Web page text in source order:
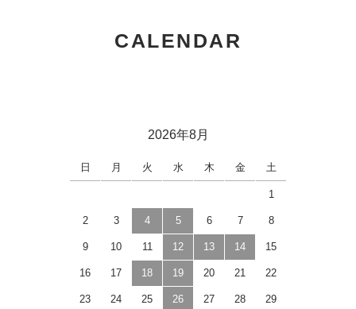
CALENDAR
2026年8月
日 月 火 水 木 金 土
1
2 3 4 5 6 7 8
9 10 11 12 13 14 15
16 17 18 19 20 21 22
23 24 25 26 27 28 29